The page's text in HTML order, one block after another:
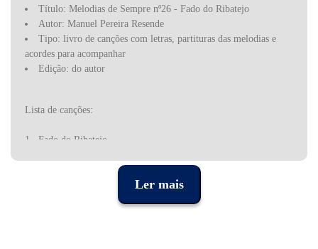
Título: Melodias de Sempre nº26 - Fado do Ribatejo
Autor: Manuel Pereira Resende
Tipo: livro de canções com letras, partituras das melodias e
acordes para acompanhar
Edição: do autor
Lista de canções:
1. Fado do Ribatejo
Ler mais